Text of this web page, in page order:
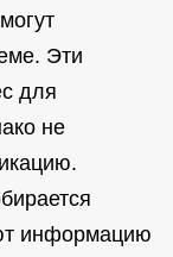
Эти
для
не
информацию